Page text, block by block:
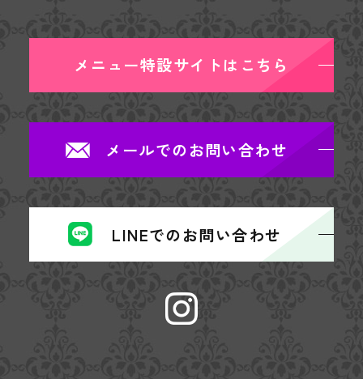
メニュー特設サイトはこちら
メールでのお問い合わせ
LINEでのお問い合わせ